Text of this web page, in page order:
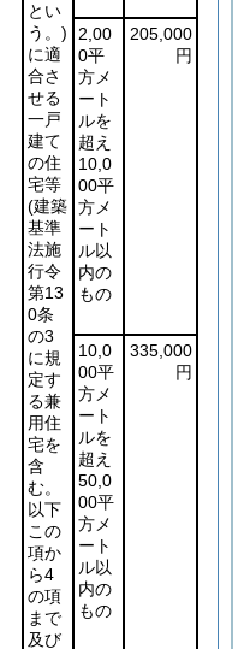
とい
う。)
に適
合さ
せる
一戸
建て
の住
宅等
(建築
基準
法施
行令
第13
0条
の3
に規
定す
る兼
用住
宅を
含
む。
以下
この
項か
ら4
の項
まで
及び
2,00
0平
方メ
ート
ルを
超え
10,0
00平
方メ
ート
ル以
内の
もの
205,000
円
10,0
00平
方メ
ート
ルを
超え
50,0
00平
方メ
ート
ル以
内の
もの
335,000
円